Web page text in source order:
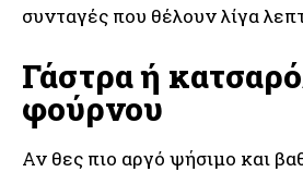
συνταγές που θέλουν λίγα
Γάστρα ή
φούρνου
Αν θες πιο αργό ψήσιμο και